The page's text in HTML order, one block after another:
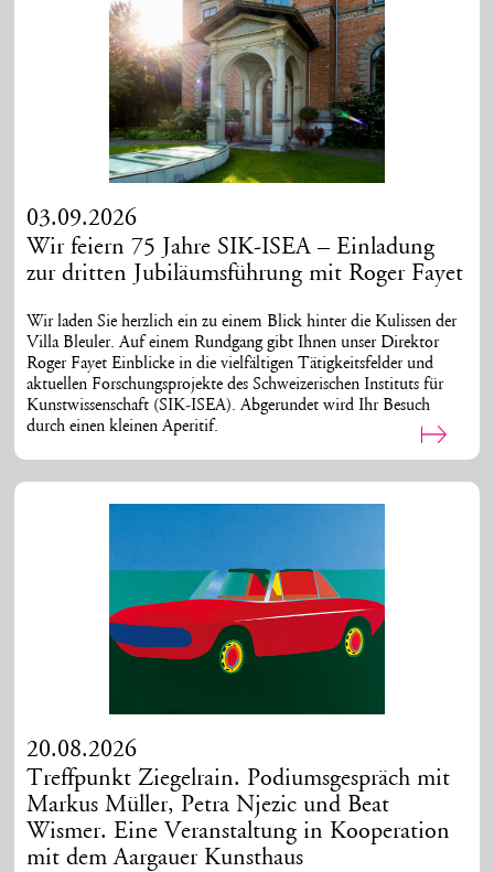
03.09.2026
Wir feiern 75 Jahre SIK-ISEA – Einladung
zur dritten Jubiläumsführung mit Roger Fayet
Wir laden Sie herzlich ein zu einem Blick hinter die Kulissen der
Villa Bleuler. Auf einem Rundgang gibt Ihnen unser Direktor
Roger Fayet Einblicke in die vielfältigen Tätigkeitsfelder und
aktuellen Forschungsprojekte des Schweizerischen Instituts für
Kunstwissenschaft (SIK-ISEA). Abgerundet wird Ihr Besuch
durch einen kleinen Aperitif.
20.08.2026
Treffpunkt Ziegelrain. Podiumsgespräch mit
Markus Müller, Petra Njezic und Beat
Wismer. Eine Veranstaltung in Kooperation
mit dem Aargauer Kunsthaus